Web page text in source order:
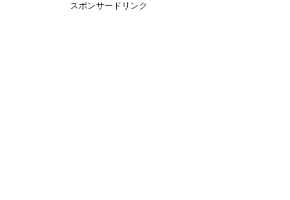
スポンサードリンク